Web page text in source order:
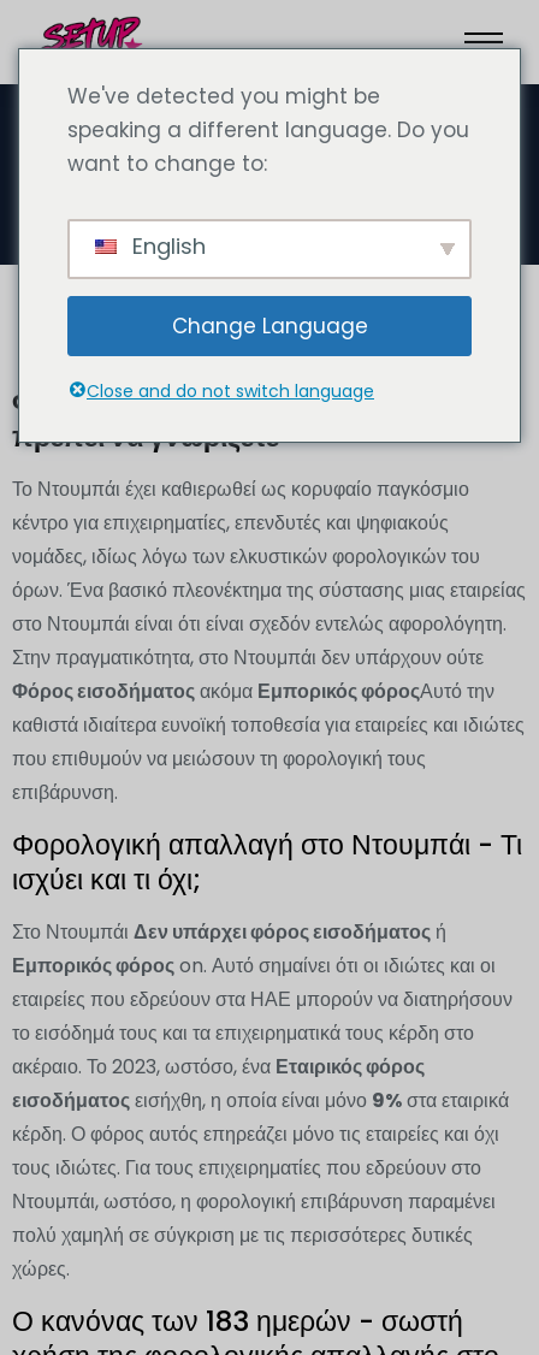
0% Φόροι
Φορολογικά οφέλη στο Ντουμπάι - Τι
πρέπει να γνωρίζετε
Το Ντουμπάι έχει καθιερωθεί ως κορυφαίο παγκόσμιο
κέντρο για επιχειρηματίες, επενδυτές και ψηφιακούς
νομάδες, ιδίως λόγω των ελκυστικών φορολογικών του
όρων. Ένα βασικό πλεονέκτημα της σύστασης μιας εταιρείας
στο Ντουμπάι είναι ότι είναι σχεδόν εντελώς αφορολόγητη.
Στην πραγματικότητα, στο Ντουμπάι δεν υπάρχουν ούτε
Φόρος εισοδήματοςακόμα Εμπορικός φόροςΑυτό την
καθιστά ιδιαίτερα ευνοϊκή τοποθεσία για εταιρείες και ιδιώτες
που επιθυμούν να μειώσουν τη φορολογική τους
επιβάρυνση.
Φορολογική απαλλαγή στο Ντουμπάι - Τι
ισχύει και τι όχι;
Στο Ντουμπάι Δεν υπάρχει φόρος εισοδήματος ή
Εμπορικός φόροςon. Αυτό σημαίνει ότι οι ιδιώτες και οι
εταιρείες που εδρεύουν στα ΗΑΕ μπορούν να διατηρήσουν
το εισόδημά τους και τα επιχειρηματικά τους κέρδη στο
ακέραιο. Το 2023, ωστόσο, ένα Εταιρικός φόρος
εισοδήματοςεισήχθη, η οποία είναι μόνο 9%στα εταιρικά
κέρδη. Ο φόρος αυτός επηρεάζει μόνο τις εταιρείες και όχι
τους ιδιώτες. Για τους επιχειρηματίες που εδρεύουν στο
Ντουμπάι, ωστόσο, η φορολογική επιβάρυνση παραμένει
πολύ χαμηλή σε σύγκριση με τις περισσότερες δυτικές
χώρες.
Ο κανόνας των 183 ημερών - σωστή
We've detected you might be
speaking a different language. Do you
want to change to:
English
Change Language
Close and do not switch language